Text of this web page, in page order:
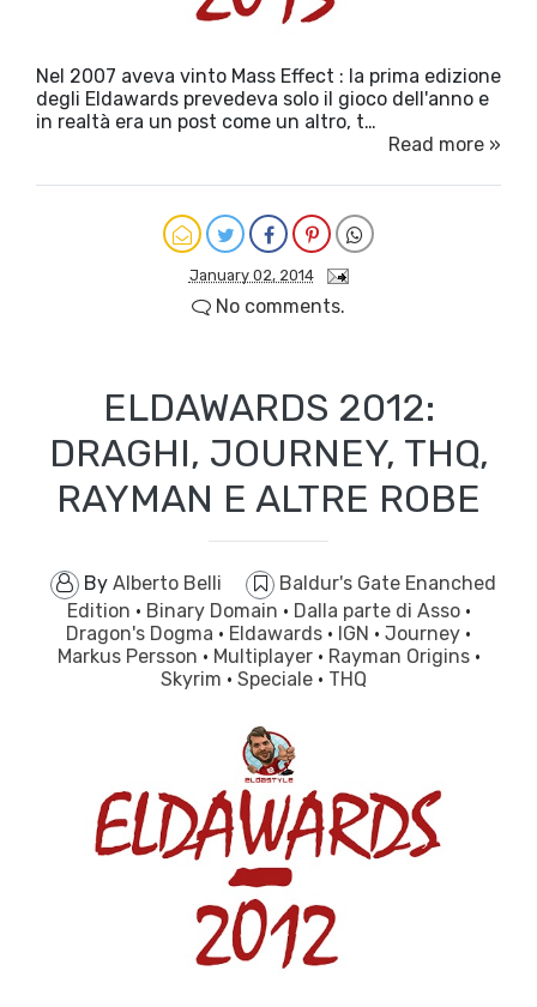
Nel 2007 aveva vinto Mass Effect : la prima edizione
degli Eldawards prevedeva solo il gioco dell'anno e
in realtà era un post come un altro, t…
Read more »
January 02, 2014
No comments.
ELDAWARDS 2012:
DRAGHI, JOURNEY, THQ,
RAYMAN E ALTRE ROBE
By Alberto Belli
Baldur's Gate Enanched
Edition · Binary Domain · Dalla parte di Asso ·
Dragon's Dogma · Eldawards · IGN · Journey ·
Markus Persson · Multiplayer · Rayman Origins ·
Skyrim · Speciale · THQ